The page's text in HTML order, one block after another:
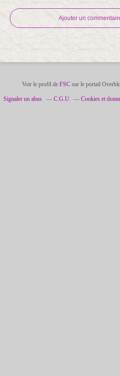
Ajouter un
Voir le profil de FSCsur le portail
Signaler un abus C.G.U. Cookies et